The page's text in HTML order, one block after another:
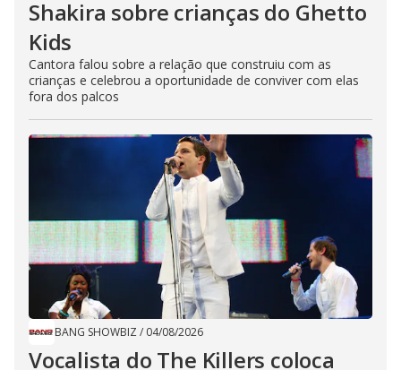
Shakira sobre crianças do Ghetto
Kids
Cantora falou sobre a relação que construiu com as
crianças e celebrou a oportunidade de conviver com elas
fora dos palcos
BANG SHOWBIZ / 04/08/2026
Vocalista do The Killers coloca